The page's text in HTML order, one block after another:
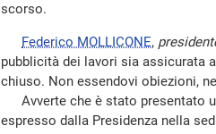
scorso.
Federico MOLLICONE,
pubblicità dei lavori sia assicurata
chiuso. Non essendovi obiezioni,
Avverte che è stato presentato
espresso dalla Presidenza nella